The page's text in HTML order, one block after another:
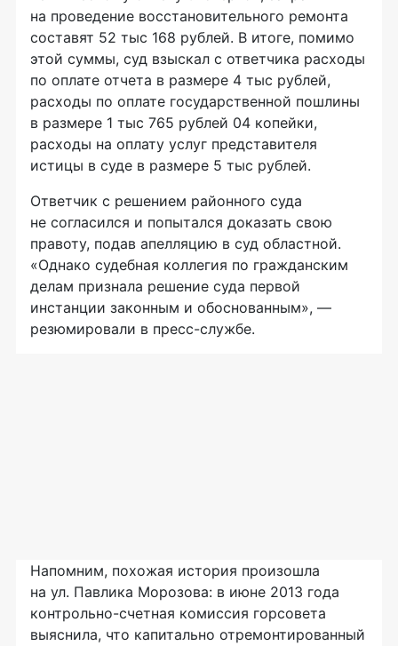
на проведение восстановительного ремонта
составят 52 тыс 168 рублей. В итоге, помимо
этой суммы, суд взыскал с ответчика расходы
по оплате отчета в размере 4 тыс рублей,
расходы по оплате государственной пошлины
в размере 1 тыс 765 рублей 04 копейки,
расходы на оплату услуг представителя
истицы в суде в размере 5 тыс рублей.
Ответчик с решением районного суда
не согласился и попытался доказать свою
правоту, подав апелляцию в суд областной.
«Однако судебная коллегия по гражданским
делам признала решение суда первой
инстанции законным и обоснованным», —
резюмировали в пресс-службе.
Напомним, похожая история произошла
на ул. Павлика Морозова: в июне 2013 года
контрольно-счетная комиссия горсовета
выяснила, что капитально отремонтированный